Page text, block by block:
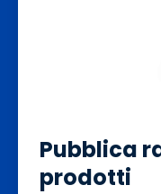
Pubblica
prodotti